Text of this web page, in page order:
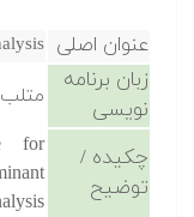
عنوان اصلی
زبان برنامه
نویسی
متلب
چکیده /
توضیح
for